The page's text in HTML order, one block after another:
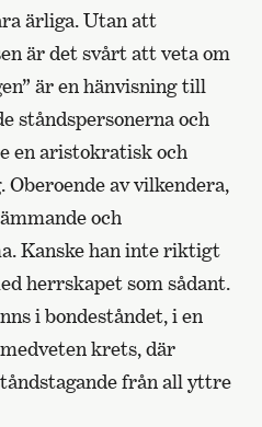
ärliga. Utan att
är det svårt att veta om
är en hänvisning till
ståndspersonerna och
en aristokratisk och
av vilkendera,
och
Kanske han inte riktigt
herrskapet som sådant.
i bondeståndet, i en
krets, där
från all yttre